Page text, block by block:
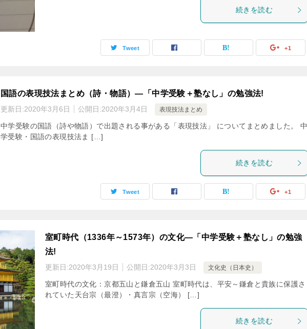
続きを読む
Tweet +1
国語の表現技法まとめ（詩・物語）―「中学受験＋塾なし」の勉強法!
更新日:2020年3月6日 公開日:2020年3月4日 表現技法まとめ
中学受験の国語（詩や物語）で出題される事がある「表現技法」 についてまとめました。 中
学受験・国語の表現技法ま […]
続きを読む
Tweet +1
室町時代（1336年～1573年）の文化―「中学受験＋塾なし」の勉強
法!
更新日:2020年3月19日 公開日:2020年3月3日 文化史（日本史）
室町時代の文化：京都五山と鎌倉五山 室町時代は、平安～鎌倉と貴族に保護さ
れていた天台宗（最澄）・真言宗（空海） […]
続きを読む